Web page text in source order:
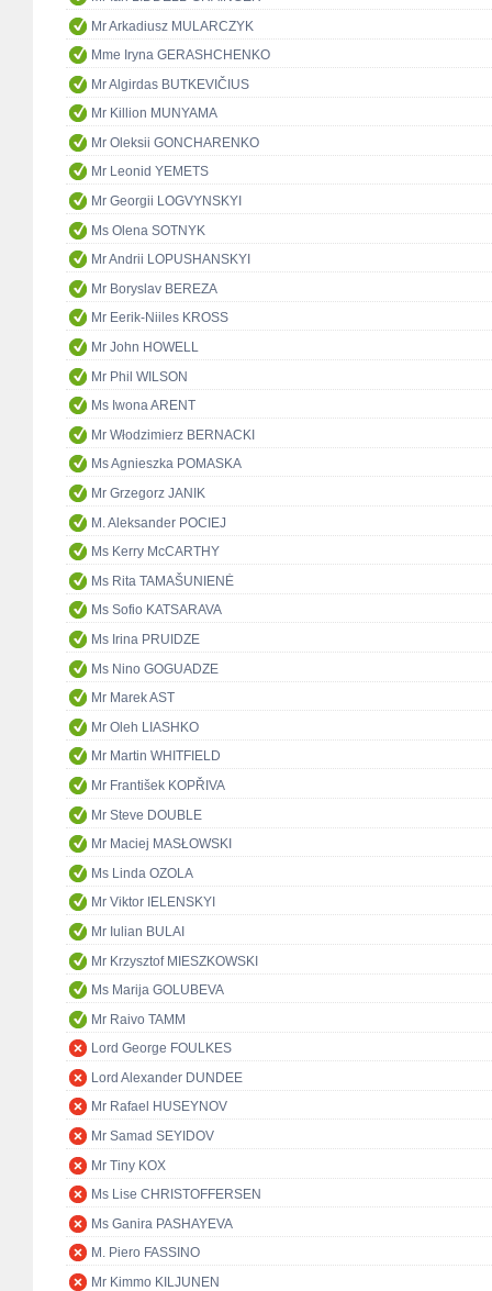
Mr Arkadiusz MULARCZYK
Mme Iryna GERASHCHENKO
Mr Algirdas BUTKEVIČIUS
Mr Killion MUNYAMA
Mr Oleksii GONCHARENKO
Mr Leonid YEMETS
Mr Georgii LOGVYNSKYI
Ms Olena SOTNYK
Mr Andrii LOPUSHANSKYI
Mr Boryslav BEREZA
Mr Eerik-Niiles KROSS
Mr John HOWELL
Mr Phil WILSON
Ms Iwona ARENT
Mr Włodzimierz BERNACKI
Ms Agnieszka POMASKA
Mr Grzegorz JANIK
M. Aleksander POCIEJ
Ms Kerry McCARTHY
Ms Rita TAMAŠUNIENĖ
Ms Sofio KATSARAVA
Ms Irina PRUIDZE
Ms Nino GOGUADZE
Mr Marek AST
Mr Oleh LIASHKO
Mr Martin WHITFIELD
Mr František KOPŘIVA
Mr Steve DOUBLE
Mr Maciej MASŁOWSKI
Ms Linda OZOLA
Mr Viktor IELENSKYI
Mr Iulian BULAI
Mr Krzysztof MIESZKOWSKI
Ms Marija GOLUBEVA
Mr Raivo TAMM
Lord George FOULKES
Lord Alexander DUNDEE
Mr Rafael HUSEYNOV
Mr Samad SEYIDOV
Mr Tiny KOX
Ms Lise CHRISTOFFERSEN
Ms Ganira PASHAYEVA
M. Piero FASSINO
Mr Kimmo KILJUNEN